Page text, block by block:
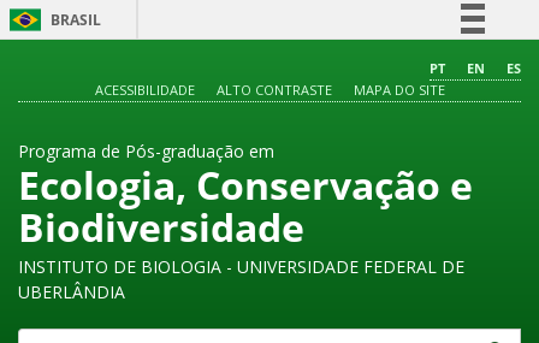
BRASIL
Comunica BR
Acesso à informação
Legislação
PT EN
ES
ACESSIBILIDADE
ALTO CONTRASTE MAPA DO SITE
Programa de Pós-graduação em
Ecologia, Conservação e
Biodiversidade
INSTITUTO DE BIOLOGIA - UNIVERSIDADE FEDERAL DE
UBERLÂNDIA